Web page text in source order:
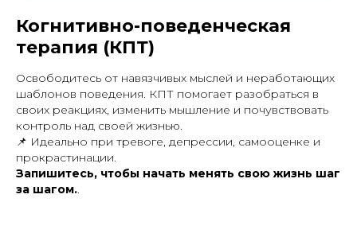
Когнитивно-поведенческая
терапия (КПТ)
Освободитесь от навязчивых мыслей и неработающих
шаблонов поведения. КПТ помогает разобраться в
своих реакциях, изменить мышление и почувствовать
контроль над своей жизнью.
📌 Идеально при тревоге, депрессии, самооценке и
прокрастинации.
Запишитесь, чтобы начать менять свою жизнь шаг
за шагом..